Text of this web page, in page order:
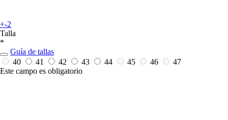
+-2
Talla
*
Guía de tallas
40
41 42 43 44 45 46
47
Este campo es obligatorio